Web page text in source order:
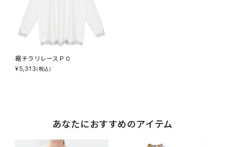
裾チラリレースＰＯ
¥5,313(税込)
あなたにおすすめのアイテム